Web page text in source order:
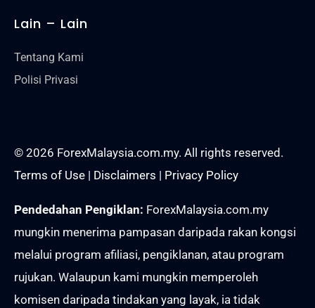
Lain – Lain
Tentang Kami
Polisi Privasi
© 2026 ForexMalaysia.com.my. All rights reserved.
Terms of Use| Disclaimers | Privacy Policy
Pendedahan Pengiklan: ForexMalaysia.com.my
mungkin menerima pampasan daripada rakan kongsi
melalui program afiliasi, pengiklanan, atau program
rujukan. Walaupun kami mungkin memperoleh
komisen daripada tindakan yang layak, ia tidak